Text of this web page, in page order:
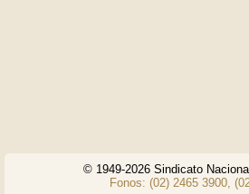
© 1949-2026 Sindicato
Fonos: (02) 2465 3900,